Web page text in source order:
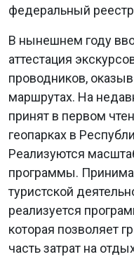
федеральный реестр
В нынешнем году
аттестация
проводников,
маршрутах. На
принят в первом
геопарках в
Реализуются
программы.
туристской
реализуется
которая позволяет
часть затрат на